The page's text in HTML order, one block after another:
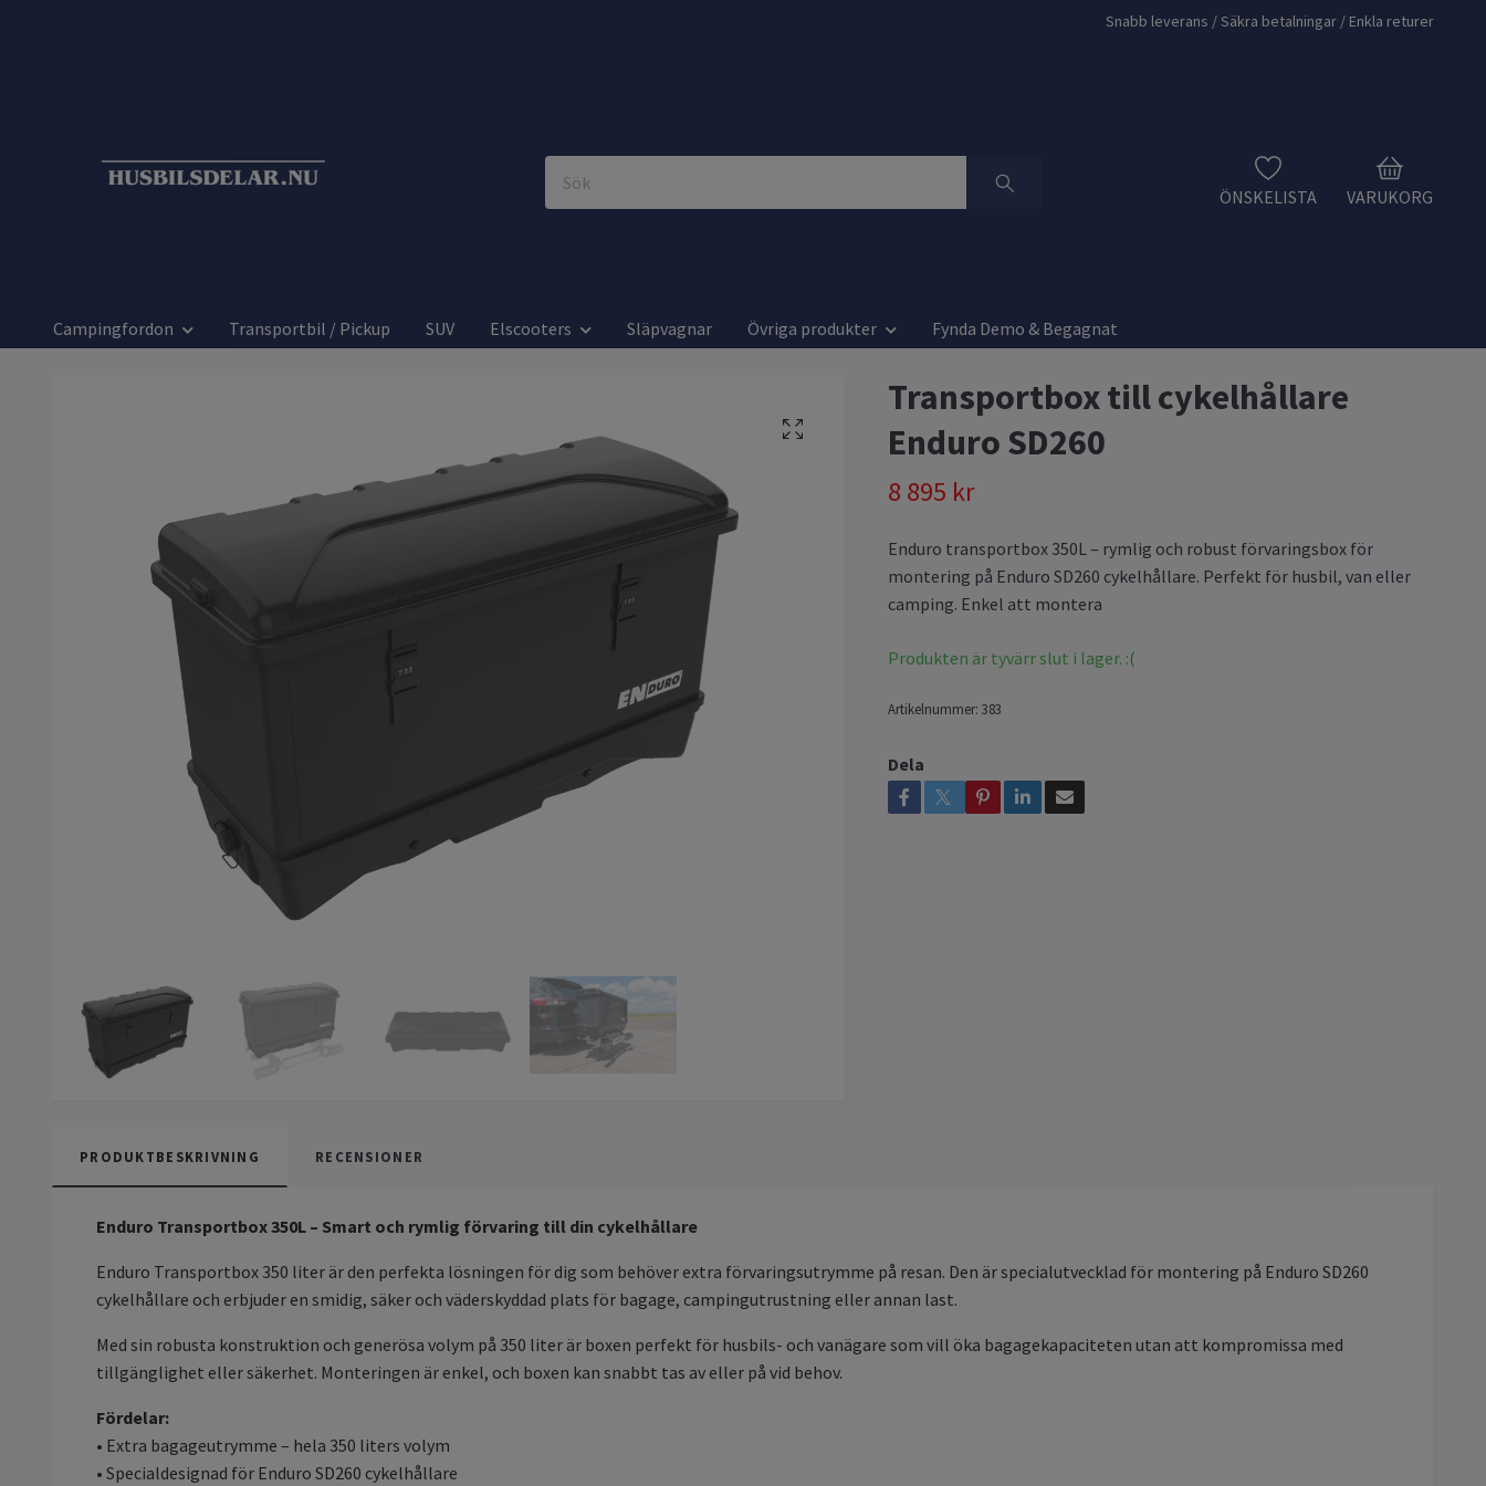
Snabb leverans / Säkra betalningar / Enkla returer
ÖNSKELISTA VARUKORG
Campingfordon Transportbil / Pickup SUV Elscooters Släpvagnar Övriga produkter Fynda Demo & Begagnat
Transportbox till cykelhållare
Enduro SD260
8 895 kr
Enduro transportbox 350L – rymlig och robust förvaringsbox för
montering på Enduro SD260 cykelhållare. Perfekt för husbil, van eller
camping. Enkel att montera
Produkten är tyvärr slut i lager. :(
Artikelnummer: 383
Dela
PRODUKTBESKRIVNING RECENSIONER
Enduro Transportbox 350L – Smart och rymlig förvaring till din cykelhållare
Enduro Transportbox 350 liter är den perfekta lösningen för dig som behöver extra förvaringsutrymme på resan. Den är specialutvecklad för montering på Enduro SD260
cykelhållare och erbjuder en smidig, säker och väderskyddad plats för bagage, campingutrustning eller annan last.
Med sin robusta konstruktion och generösa volym på 350 liter är boxen perfekt för husbils- och vanägare som vill öka bagagekapaciteten utan att kompromissa med
tillgänglighet eller säkerhet. Monteringen är enkel, och boxen kan snabbt tas av eller på vid behov.
Fördelar:
• Extra bagageutrymme – hela 350 liters volym
• Specialdesignad för Enduro SD260 cykelhållare